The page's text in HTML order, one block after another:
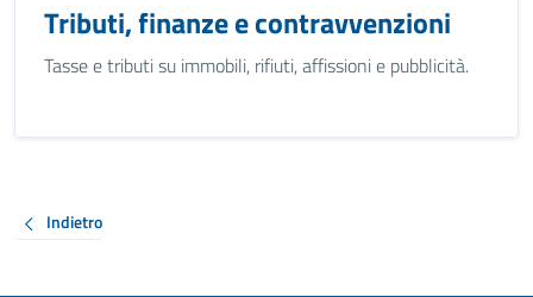
Tributi, finanze e contravvenzioni
Tasse e tributi su immobili, rifiuti, affissioni e pubblicità.
Indietro